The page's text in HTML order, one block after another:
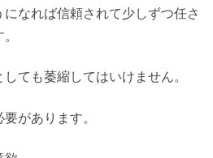
なれば信頼されて少しずつ任さ
ても萎縮してはいけません。
があります。